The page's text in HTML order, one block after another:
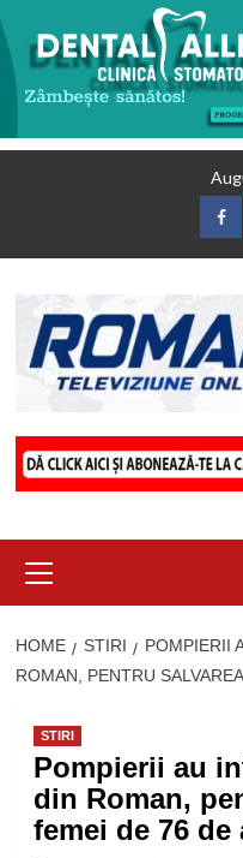
Menu
HOME STIRI
POMPIERII
ROMAN, PENTRU
STIRI
Pompierii au
din Roman,
femei de 76 de